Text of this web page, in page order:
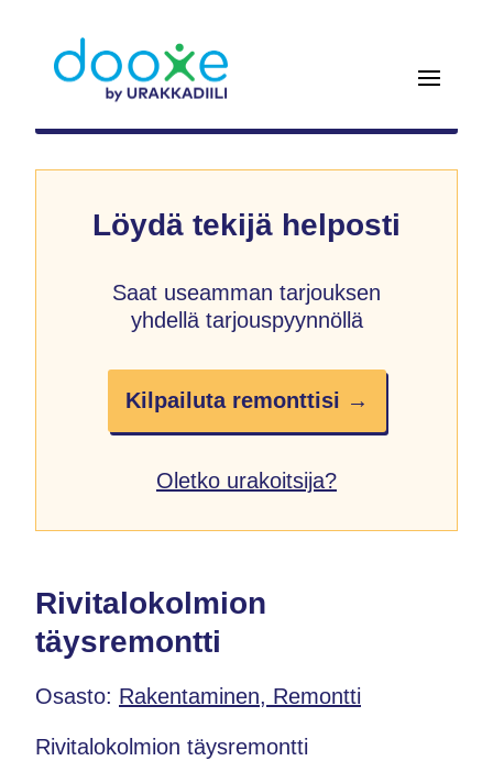
Löydä tekijä helposti
Saat useamman tarjouksen
yhdellä tarjouspyynnöllä
Kilpailuta remonttisi →
Oletko urakoitsija?
Rivitalokolmion
täysremontti
Osasto: Rakentaminen, Remontti
Rivitalokolmion täysremontti